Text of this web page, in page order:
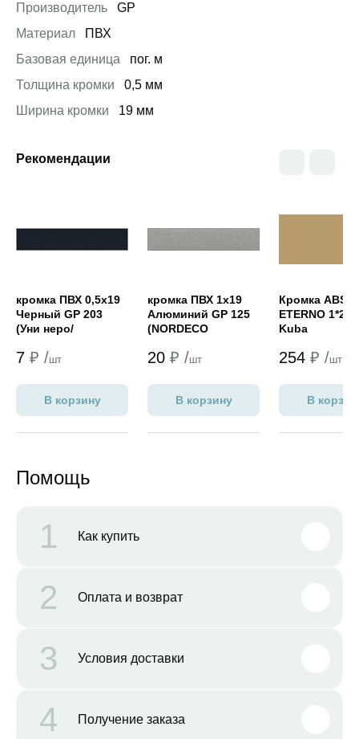
Производитель
GP
Материал
ПВХ
Базовая единица
пог. м
Толщина кромки
0,5 мм
Ширина кромки
19 мм
Рекомендации
кромка ПВХ 0,5х19
Черный GP 203
(Уни неро/
NORDECO)
7 ₽ /шт
В корзину
кромка ПВХ 1х19
Алюминий GP 125
(NORDECO
20 ₽ /шт
В корзину
Кромка ABS
ETERNO 1*22
Kuba
254 ₽ /шт
В
Помощь
1 Как купить
2 Оплата и возврат
3 Условия доставки
4 Получение заказа